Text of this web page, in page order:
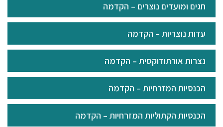
חגים ומועדים נוצרים – הקדמה
עדות נוצריות – הקדמה
נצרות אורתודוקסית – הקדמה
הכנסיות המזרחיות – הקדמה
הכנסיות הקתוליות המזרחיות – הקדמה